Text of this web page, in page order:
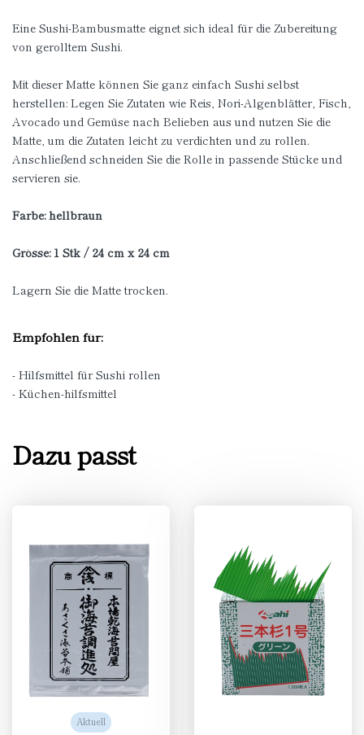
Eine Sushi-Bambusmatte eignet sich ideal für die Zubereitung
von gerolltem Sushi.
Mit dieser Matte können Sie ganz einfach Sushi selbst
herstellen: Legen Sie Zutaten wie Reis, Nori-Algenblätter, Fisch,
Avocado und Gemüse nach Belieben aus und nutzen Sie die
Matte, um die Zutaten leicht zu verdichten und zu rollen.
Anschließend schneiden Sie die Rolle in passende Stücke und
servieren sie.
Farbe: hellbraun
Grösse: 1 Stk / 24 cm x 24 cm
Lagern Sie die Matte trocken.
Empfohlen für:
- Hilfsmittel für Sushi rollen
- Küchen-hilfsmittel
Dazu passt
Aktuell